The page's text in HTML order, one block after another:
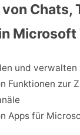
Chats,
Microsoft
und verwalten
Funktionen zur
Apps für